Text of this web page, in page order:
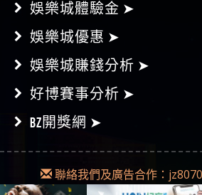
娛樂城體驗金 ➤
娛樂城優惠 ➤
娛樂城賺錢分析 ➤
好博賽事分析 ➤
BZ開獎網 ➤
聯絡我們及廣告合作：